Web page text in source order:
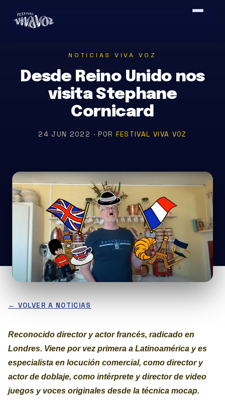
contenido
NOTICIAS VIVA VOZ
Desde Reino Unido nos
visita Stephane
Cornicard
24 JUN 2022 · POR FESTIVAL VIVA VOZ
← VOLVER A NOTICIAS
Reconocido director y actor francés, radicado en
Londres. Viene por vez primera a Latinoamérica y es
especialista en locución comercial, como director y
actor de doblaje, como intérprete y director de video
juegos y voces originales desde la técnica mocap.